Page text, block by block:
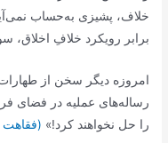
خلاف، پشیزى به‏‌حساب
برابر رویکرد خلافِ اخلاق،
امروزه دیگر سخن از
رساله‏‌هاى عملیه در فضاى
را حل نخواهند کرد!» (فقاهت